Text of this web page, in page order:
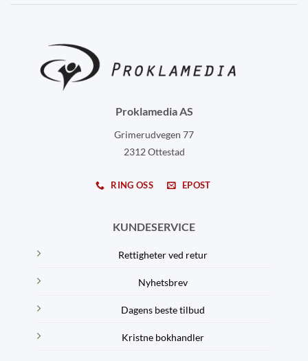
Proklamedia AS
Grimerudvegen 77
2312 Ottestad
RING OSS EPOST
KUNDESERVICE
Rettigheter ved retur
Nyhetsbrev
Dagens beste tilbud
Kristne bokhandler